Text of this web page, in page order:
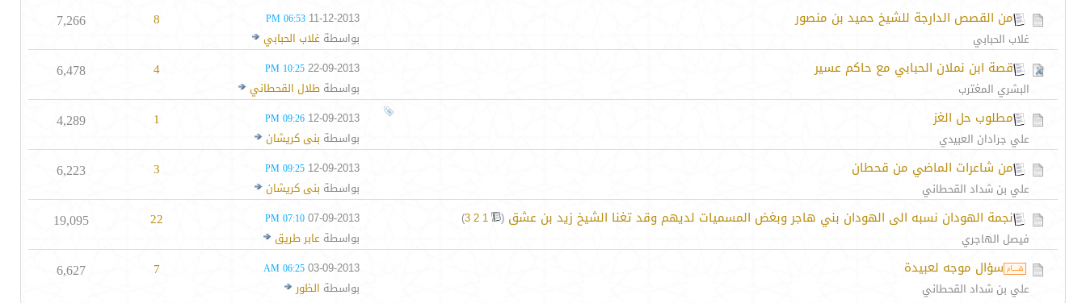
من القصص الدارجة للشيخ حميد بن منصور
غلاب الحبابي
11-12-2013
06:53 PM
بواسطةغلاب الحبابي
8
7,266
قصة ابن نملان الحبابي مع حاكم عسير
البشري المغترب
22-09-2013
10:25 PM
بواسطةطلال القحطاني
4
6,478
مطلوب حل الغز
علي جرادان العبيدي
12-09-2013
09:26 PM
بواسطة بنى كريشان
1
4,289
من شاعرات الماضي من قحطان
علي بن شداد القحطاني
12-09-2013
09:25 PM
بواسطة بنى كريشان
3
6,223
نجمة الهودان نسبه الى الهودان بني هاجر وبغض المسميات لديهم وقد تغنا الشيخ زيد بن عشق (
1
2
3
)
فيصل الهاجري
07-09-2013
07:10 PM
بواسطةعابر طريق
22
19,095
سؤال موجه لعبيدة
علي بن شداد القحطاني
03-09-2013
06:25 AM
بواسطة الظور
7
6,627